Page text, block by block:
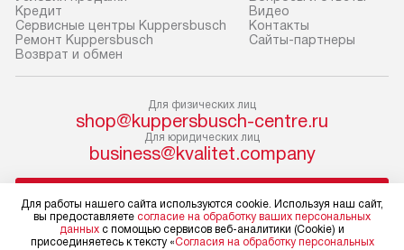
пожалуйста, предварительно
уточните это с менеджером.
учитывать, что если размеры
прибора не позволяют ему пройти
через дверной проем, сотрудники
транспортной службы не могут
демонтировать дверцы, ручки или
другие выступающие элементы, так
как это может привести к отказу
от категории,
установленной
разблокировку
соединение
монтаж
на место с
подключение к
Кредит
Сервисные центры Kuppersbusch
Ремонт Kuppersbusch
Возврат и обмен
Видео
Контакты
Сайты-партнеры
Для физических лиц
shop@kuppersbusch-centre.ru
Для юридических лиц
business@kvalitet.company
Политика конфиденциальности
Для работы нашего сайта используются cookie. Используя наш сайт,
вы предоставляете согласие на обработку ваших персональных
данных с помощью сервисов веб-аналитики (Cookie) и
присоединяетесь к тексту «Согласия на обработку персональных